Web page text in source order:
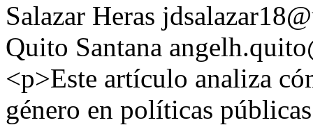
Salazar Heras
Quito Santana
<p>Este artículo analiza
género en políticas